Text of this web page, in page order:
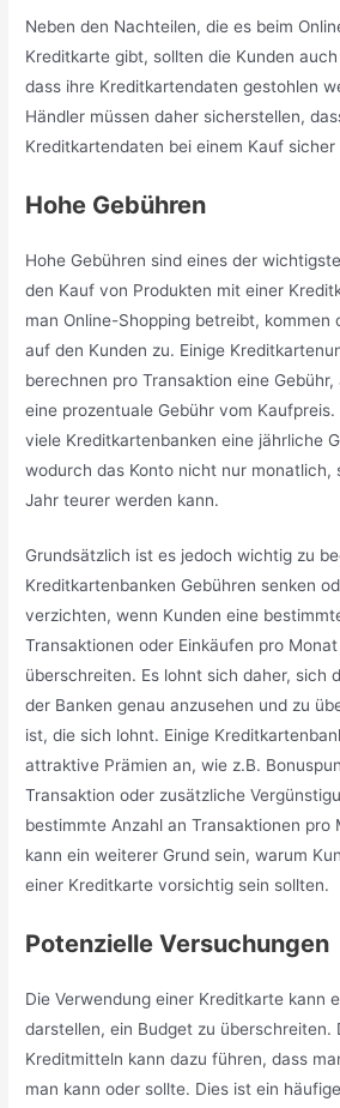
Neben den Nachteilen, die es beim
Kreditkarte gibt, sollten die Kunden
dass ihre Kreditkartendaten gestohlen
Händler müssen daher sicherstellen,
Kreditkartendaten bei einem Kauf sicher
Hohe Gebühren
Hohe Gebühren sind eines der
den Kauf von Produkten mit einer
man Online-Shopping betreibt, kommen
auf den Kunden zu. Einige
berechnen pro Transaktion eine
eine prozentuale Gebühr vom Kaufpreis.
viele Kreditkartenbanken eine jährliche
wodurch das Konto nicht nur monatlich,
Jahr teurer werden kann.
Grundsätzlich ist es jedoch wichtig zu
Kreditkartenbanken Gebühren senken
verzichten, wenn Kunden eine
Transaktionen oder Einkäufen pro
überschreiten. Es lohnt sich daher, sich
der Banken genau anzusehen und zu
ist, die sich lohnt. Einige
attraktive Prämien an, wie z.B.
Transaktion oder zusätzliche
bestimmte Anzahl an Transaktionen pro
kann ein weiterer Grund sein, warum
einer Kreditkarte vorsichtig sein sollten.
Potenzielle Versuchungen
Die Verwendung einer Kreditkarte kann
darstellen, ein Budget zu überschreiten.
Kreditmitteln kann dazu führen, dass
man kann oder sollte. Dies ist ein